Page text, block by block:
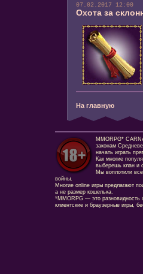
07.02.2017 12:00
Охота за
На главную
MMORPG*
законам
начать играть
Как многие
выберешь клан и
Мы воплотили
войны.
Многие online игры предлагают
а не размер кошелька.
*MMORPG — это разновидность
клиентские и браузерные игры,